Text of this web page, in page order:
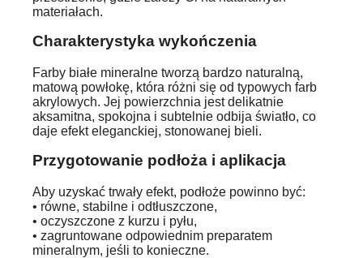
materiałach.
Charakterystyka wykończenia
Farby białe mineralne tworzą bardzo naturalną,
matową powłokę, która różni się od typowych farb
akrylowych. Jej powierzchnia jest delikatnie
aksamitna, spokojna i subtelnie odbija światło, co
daje efekt eleganckiej, stonowanej bieli.
Przygotowanie podłoża i aplikacja
Aby uzyskać trwały efekt, podłoże powinno być:
• równe, stabilne i odtłuszczone,
• oczyszczone z kurzu i pyłu,
• zagruntowane odpowiednim preparatem
mineralnym, jeśli to konieczne.